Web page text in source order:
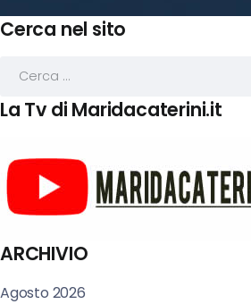
Cerca nel sito
La Tv di Maridacaterini.it
ARCHIVIO
Agosto 2026